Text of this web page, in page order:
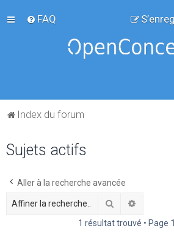
FAQ
Index du forum
Sujets actifs
Aller à la recherche avancée
Rechercher
1 résultat trouvé • Page 1